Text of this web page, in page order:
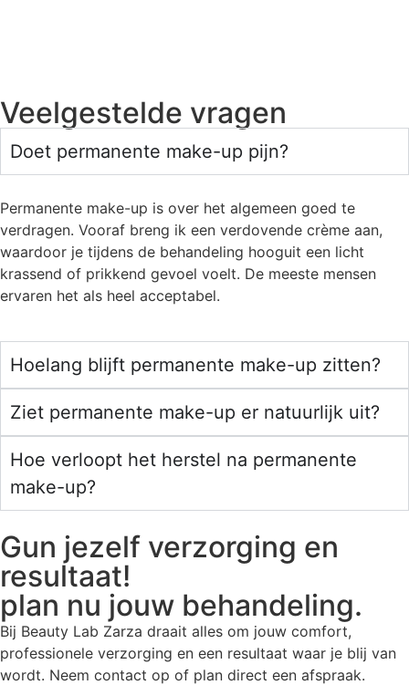
Veelgestelde vragen
Doet permanente make-up pijn?
Permanente make-up is over het algemeen goed te
verdragen. Vooraf breng ik een verdovende crème aan,
waardoor je tijdens de behandeling hooguit een licht
krassend of prikkend gevoel voelt. De meeste mensen
ervaren het als heel acceptabel.
Hoelang blijft permanente make-up zitten?
Ziet permanente make-up er natuurlijk uit?
Hoe verloopt het herstel na permanente
make-up?
Gun jezelf verzorging en
resultaat!
plan nu jouw behandeling.
Bij Beauty Lab Zarza draait alles om jouw comfort,
professionele verzorging en een resultaat waar je blij van
wordt. Neem contact op of plan direct een afspraak.